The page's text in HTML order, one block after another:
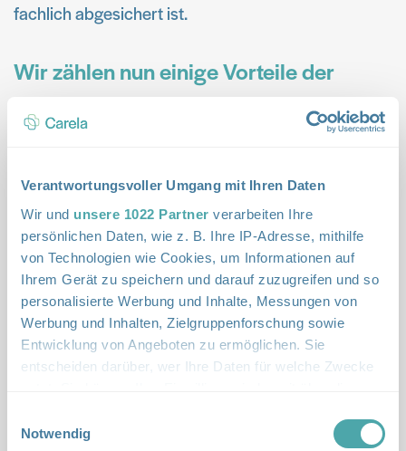
Verantwortungsvoller Umgang mit Ihren Daten
Wir und unsere 1022 Partner verarbeiten Ihre
persönlichen Daten, wie z. B. Ihre IP-Adresse, mithilfe
von Technologien wie Cookies, um Informationen auf
Ihrem Gerät zu speichern und darauf zuzugreifen und so
personalisierte Werbung und Inhalte, Messungen von
Werbung und Inhalten, Zielgruppenforschung sowie
Entwicklung von Angeboten zu ermöglichen. Sie
entscheiden darüber, wer Ihre Daten für welche Zwecke
Trigger Symbol ändern oder widerrufen
Notwendig
fachlich abgesichert ist.
Wir zählen nun einige Vorteile der
Angehörige*r bei einer
Vertrautheit
Die Pflege durch nahestehende Personen hat einen
grossen Vorteil: Die Pflege ist persönlich und
vertraut. Externe Fachkräfte können das oft nicht in
gleichem Mass bieten. Wenn Angehörige bei einer
ständig wechselnden Bezugspersonen und keine